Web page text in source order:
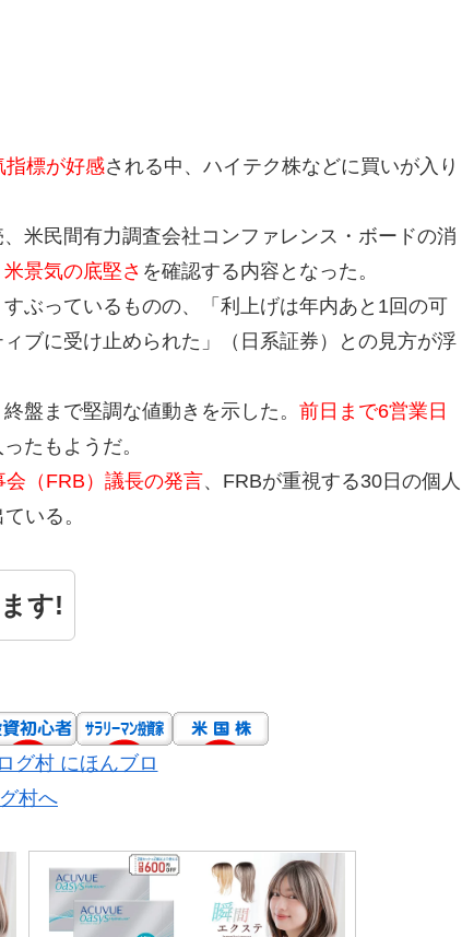
指標が好感される中、ハイテク株などに買いが入り
米民間有力調査会社コンファレンス・ボードの消
米景気の底堅さ を確認する内容となった。
ぶっているものの、「利上げは年内あと1回の可
ブに受け止められた」（日系証券）との見方が浮
盤まで堅調な値動きを示した。 前日まで6営業日
たもようだ。
（FRB）議長の発言、FRBが重視する30日の個人
いる。
す!